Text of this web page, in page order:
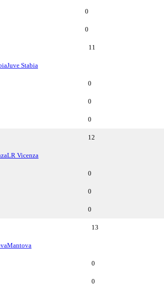
0
0
11
Juve Stabia
0
0
0
12
LR Vicenza
0
0
0
13
Mantova
0
0